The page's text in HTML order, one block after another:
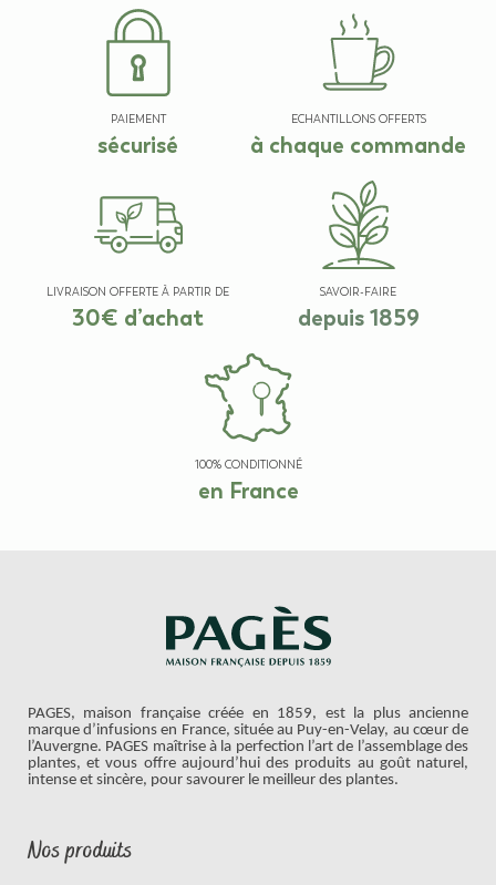
PAIEMENT
sécurisé
ECHANTILLONS OFFERTS
à chaque commande
LIVRAISON OFFERTE À PARTIR DE
30€ d’achat
SAVOIR-FAIRE
depuis 1859
100% CONDITIONNÉ
en France
PAGES, maison française créée en 1859, est la plus ancienne
marque d’infusions en France, située au Puy-en-Velay, au cœur de
l’Auvergne. PAGES maîtrise à la perfection l’art de l’assemblage des
plantes, et vous offre aujourd’hui des produits au goût naturel,
intense et sincère, pour savourer le meilleur des plantes.
Nos produits